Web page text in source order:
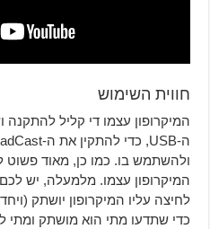
חווית השימוש
המיקרופון עצמו די קליל להתקנה
ולהשתמש בו. כמו כן, מאוד פשוט
המיקרופון עצמו. מלמעלה, יש
לחיצה עליו המיקרופון יושתק
כדי שתדעו מתי הוא מושתק